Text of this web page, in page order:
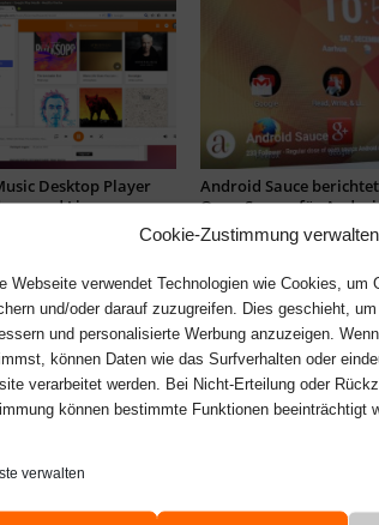
Cookie-Zustimmung verwalten
Webseite verwendet Technologien wie Cookies, um
und/oder darauf zuzugreifen. Dies geschieht,
und personalisierte Werbung anzuzeigen.
können Daten wie das Surfverhalten oder
verarbeitet werden. Bei Nicht-Erteilung oder
können bestimmte Funktionen beeinträchtigt
verwalten
Desktop Player
und Linux
Android Sauce
Open-Source für
Android mit dem F-
finden